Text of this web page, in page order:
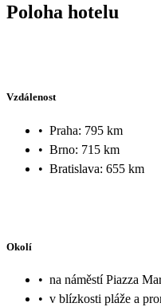
Poloha hotelu
Vzdálenost
• Praha: 795 km
• Brno: 715 km
• Bratislava: 655 km
Okolí
• na náměstí Piazza
• v blízkosti pláže a